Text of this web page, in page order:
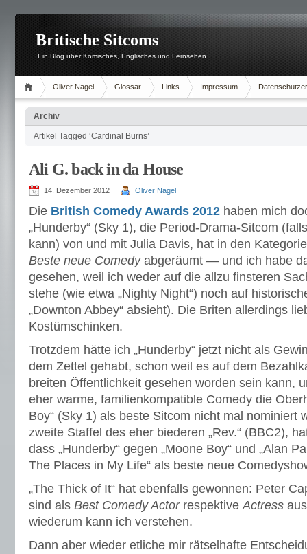
Britische Sitcoms
Ein Blog über Komisches, Englisches und Fernsehen
Oliver Nagel Glossar Links Impressum
Archiv
Artikel Tagged ‘Cardinal Burns’
Ali G. back in da House
14. Dezember 2012 Oliver Nagel
Die British Comedy Awards 2012 haben mich
„Hunderby“ (Sky 1), die Period-Drama-Sitcom
kann) von und mit Julia Davis, hat in den
Beste neue Comedyabgeräumt — und ich habe
gesehen, weil ich weder auf die allzu finsteren
stehe (wie etwa „Nighty Night“) noch auf
„Downton Abbey“ absieht). Die Briten allerdings
Kostümschinken.
Trotzdem hätte ich „Hunderby“ jetzt nicht als
dem Zettel gehabt, schon weil es auf dem
breiten Öffentlichkeit gesehen worden sein kann,
eher warme, familienkompatible Comedy die
Boy“ (Sky 1) als beste Sitcom nicht mal nominiert
zweite Staffel des eher biederen „Rev.“ (BBC2),
dass „Hunderby“ gegen „Moone Boy“ und „Alan
The Places in My Life“ als beste neue
„The Thick of It“ hat ebenfalls gewonnen: Peter
sind als Best Comedy ActorrespektiveActress
wiederum kann ich verstehen.
Dann aber wieder etliche mir rätselhafte